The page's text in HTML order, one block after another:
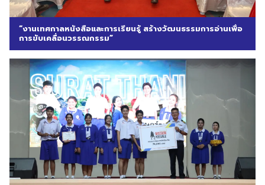
“งานเทศกาลหนังสือและการเรียนรู้ สร้างวัฒนธรรมการอ่านเพื่อ
การขับเคลื่อนวรรณกรรม”